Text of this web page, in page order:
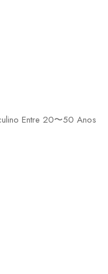
Entre 20〜50 Anos